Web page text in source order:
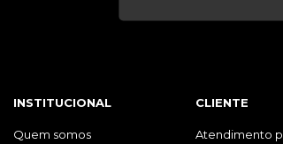
INSTITUCIONAL
Quem somos
CLIENTE
Atendimento